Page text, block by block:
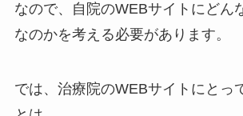
なので、自院のWEBサイトにどん
なのかを考える必要があります。
では、治療院のWEBサイトにとっ